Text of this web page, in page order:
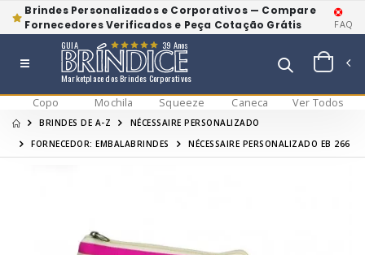
Brindes Personalizados e Corporativos — Compare
Fornecedores Verificados e Peça Cotação Grátis
FAQ
Marketplace dos Brindes Corporativos
GUIA 39 Anos
Copo Mochila Squeeze Caneca Ver Todos
BRINDES DE A-Z
NÉCESSAIRE PERSONALIZADO
FORNECEDOR: EMBALABRINDES
NÉCESSAIRE PERSONALIZADO EB 266